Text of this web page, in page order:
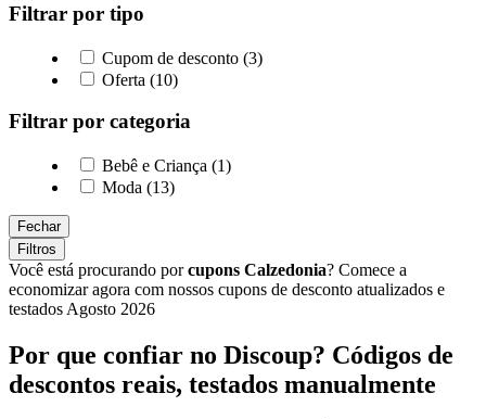
Filtrar por tipo
Cupom de desconto (3)
Oferta (10)
Filtrar por categoria
Bebê e Criança (1)
Moda (13)
Fechar
Filtros
Você está procurando porcupons Calzedonia? Comece a
economizar agora com nossos cupons de desconto atualizados e
testados Agosto 2026
Por que confiar no Discoup? Códigos de
descontos reais, testados manualmente